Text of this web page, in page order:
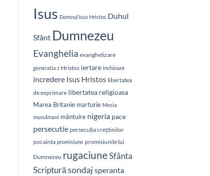
Isus Domnul Isus Hristos Duhul
Sfânt Dumnezeu
Evanghelia evanghelizare
generatia z Hristos iertare inchinare
incredere Isus Hristos libertatea
de exprimare libertatea religioasa
Marea Britanie marturie Mesia
musulmani mântuire nigeria pace
persecutie persecuția creștinilor
pocainta promisiune promisiunile lui
Dumnezeu rugaciuneSfânta
Scripturăsondaj speranta